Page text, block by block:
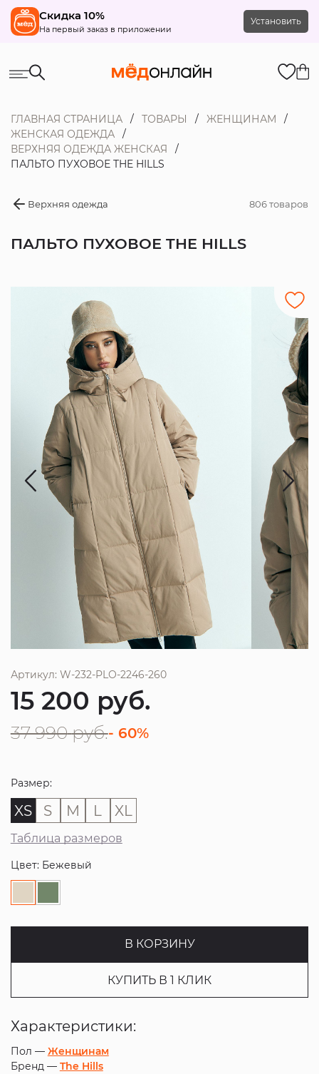
Скидка 10%
На первый заказ в приложении
Установить
ГЛАВНАЯ СТРАНИЦА ТОВАРЫ
ЖЕНЩИНАМ
ЖЕНСКАЯ ОДЕЖДА
ВЕРХНЯЯ ОДЕЖДА ЖЕНСКАЯ
ПАЛЬТО ПУХОВОЕ THE HILLS
Верхняя одежда 806 товаров
ПАЛЬТО ПУХОВОЕ THE HILLS
Артикул: W-232-PLO-2246-260
15 200 руб.
37 990 руб.- 60%
Размер:
XS S M L XL
Таблица размеров
Цвет: Бежевый
В КОРЗИНУ
КУПИТЬ В 1 КЛИК
Характеристики:
Пол — Женщинам
Бренд — The Hills